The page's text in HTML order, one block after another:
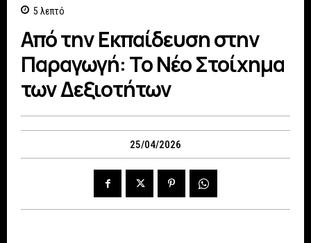
5 λεπτό
Από την Εκπαίδευση στην
Παραγωγή: Το Νέο Στοίχημα
των Δεξιοτήτων
25/04/2026